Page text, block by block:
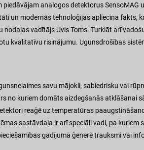
analogos detektorus SensoMAG
un modernās tehnoloģijas apliecina fakts,
nodaļas vadītājs Uvis Toms. Turklāt arī
kvalitatīvu risinājumu. Ugunsdrošības
savu mājokli, sabiedrisku vai
no kuriem domāts aizdegšanās atklāšanai
reaģē uz temperatūras
sastāvdaļa ir arī speciāli vadi, pa kuriem
gadījumā ģenerē trauksmi vai